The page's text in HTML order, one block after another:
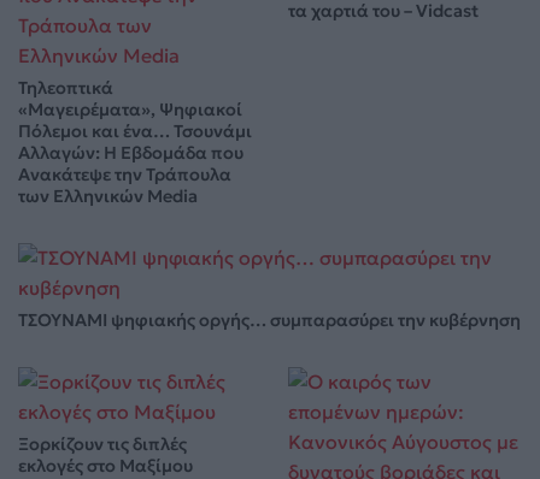
Τηλεοπτικά
«Μαγειρέματα», Ψηφιακοί
Πόλεμοι και ένα… Τσουνάμι
Αλλαγών: Η Εβδομάδα που
Ανακάτεψε την Τράπουλα
των Ελληνικών Media
τα χαρτιά του – Vidcast
ΤΣΟΥΝΑΜΙ ψηφιακής οργής… συμπαρασύρει την κυβέρνηση
Ξορκίζουν τις διπλές
εκλογές στο Μαξίμου